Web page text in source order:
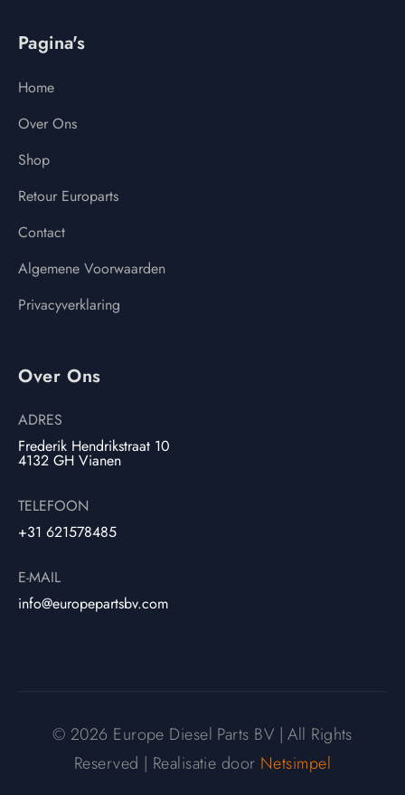
Pagina's
Home
Over Ons
Shop
Retour Europarts
Contact
Algemene Voorwaarden
Privacyverklaring
Over Ons
ADRES
Frederik Hendrikstraat 10
4132 GH Vianen
TELEFOON
+31 621578485
E-MAIL
info@europepartsbv.com
© 2026 Europe Diesel Parts BV | All Rights
Reserved | Realisatie door Netsimpel